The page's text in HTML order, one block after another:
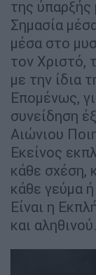
της
Σημασία
μέσα στο
τον Χριστό,
με την ίδια
Επομένως,
συνείδηση
Αιώνιου
Εκείνος
κάθε σχέση,
κάθε γεύμα
Είναι η
και αληθινού.